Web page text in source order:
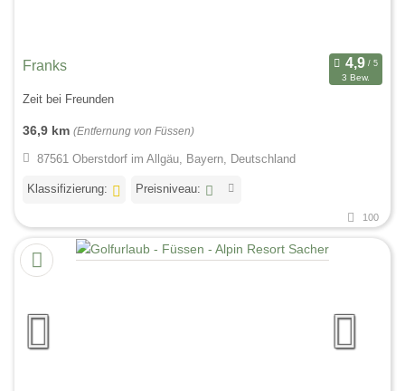
Franks
3 Bew.
Zeit bei Freunden
36,9 km (Entfernung von Füssen)
87561 Oberstdorf im Allgäu, Bayern, Deutschland
Klassifizierung: Preisniveau:
100